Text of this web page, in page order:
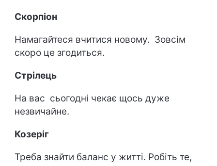
Скорпіон
Намагайтеся вчитися новому. Зовсім
скоро це згодиться.
Стрілець
На вас сьогодні чекає щось дуже
незвичайне.
Козеріг
Треба знайти баланс у житті. Робіть те,